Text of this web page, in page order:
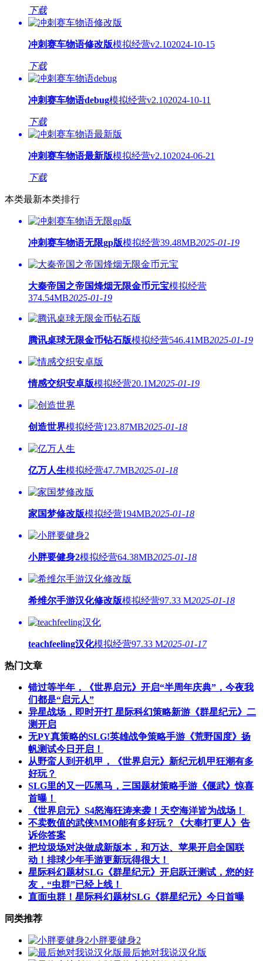
下载
冲刺赛车物语修改版模拟经营v2.102024-10-15
下载
冲刺赛车物语debug模拟经营v2.102024-10-11
下载
冲刺赛车物语最新版模拟经营v2.102024-06-21
下载
本类最新本类排行
冲刺赛车物语无限gp版模拟经营39.48MB2025-01-19
大秦帝国之帝国烽烟无限金币元宝模拟经营
374.54MB2025-01-19
腾讯桌球无限金币钻石版模拟经营546.41MB2025-01-19
情感交织安卓版模拟经营20.1M2025-01-19
创造世界模拟经营123.87MB2025-01-18
亿万人生模拟经营47.7MB2025-01-18
家国梦修改版模拟经营194MB2025-01-18
小胖要健身2模拟经营64.38MB2025-01-18
希维尔手游汉化修改版模拟经营97.33 M2025-01-18
teachfeeling汉化模拟经营97.33 M2025-01-17
热门文章
错过等半年，《世界启元》开启“半周年庆典”，今夜我
们都是“启元人”
异星战场，即时开打 星际科幻策略新游《群星纪元》二
测开启
无PY真策略的SLG!英雄战争策略手游《荒野国度》扬
帆测试今日开启！
从野蛮人到开机甲，《世界启元》新纪元机甲狂潮有多
好玩？
SLG里的又一匹黑马，三国题材策略手游《偃武》惊喜
首曝！
《世界启元》S4怒海狂涛来袭！天空海洋皆为战场！
不卖数值的武侠MMO能有多好玩？《大奉打更人》告
诉你答案
把垃圾场对决做成新版本，和万达、苹果开启全国联
动！排球少年手游更新玩得很大！
星际科幻题材SLG《群星纪元》开启跃迁测试，您的好
友，“虫群”已经上线！
直面虫群！星际科幻题材SLG《群星纪元》今日首曝
同类推荐
小胖要健身2
最后她对我说汉化版